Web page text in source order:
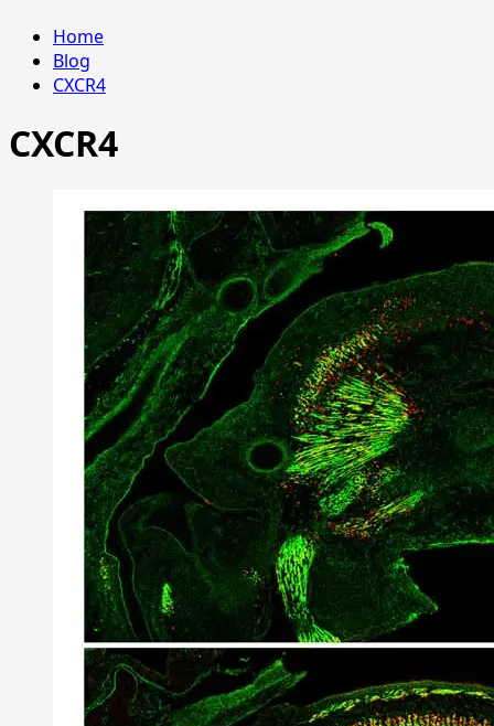
Home
Blog
CXCR4
CXCR4